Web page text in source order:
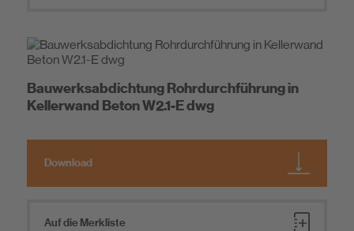
Bauwerksabdichtung Rohrdurchführung in
Kellerwand Beton W2.1-E dwg
Download
Auf die Merkliste